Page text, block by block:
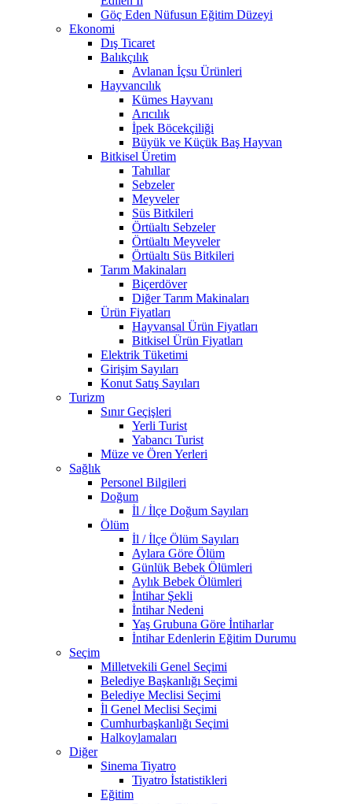
Göç Eden Nüfusun Eğitim Düzeyi
Ekonomi
Dış Ticaret
Balıkçılık
Avlanan İçsu Ürünleri
Hayvancılık
Kümes Hayvanı
Arıcılık
İpek Böcekçiliği
Büyük ve Küçük Baş Hayvan
Bitkisel Üretim
Tahıllar
Sebzeler
Meyveler
Süs Bitkileri
Örtüaltı Sebzeler
Örtüaltı Meyveler
Örtüaltı Süs Bitkileri
Tarım Makinaları
Biçerdöver
Diğer Tarım Makinaları
Ürün Fiyatları
Hayvansal Ürün Fiyatları
Bitkisel Ürün Fiyatları
Elektrik Tüketimi
Girişim Sayıları
Konut Satış Sayıları
Turizm
Sınır Geçişleri
Yerli Turist
Yabancı Turist
Müze ve Ören Yerleri
Sağlık
Personel Bilgileri
Doğum
İl / İlçe Doğum Sayıları
Ölüm
İl / İlçe Ölüm Sayıları
Aylara Göre Ölüm
Günlük Bebek Ölümleri
Aylık Bebek Ölümleri
İntihar Şekli
İntihar Nedeni
Yaş Grubuna Göre İntiharlar
İntihar Edenlerin Eğitim Durumu
Seçim
Milletvekili Genel Seçimi
Belediye Başkanlığı Seçimi
Belediye Meclisi Seçimi
İl Genel Meclisi Seçimi
Cumhurbaşkanlığı Seçimi
Halkoylamaları
Diğer
Sinema Tiyatro
Tiyatro İstatistikleri
Eğitim